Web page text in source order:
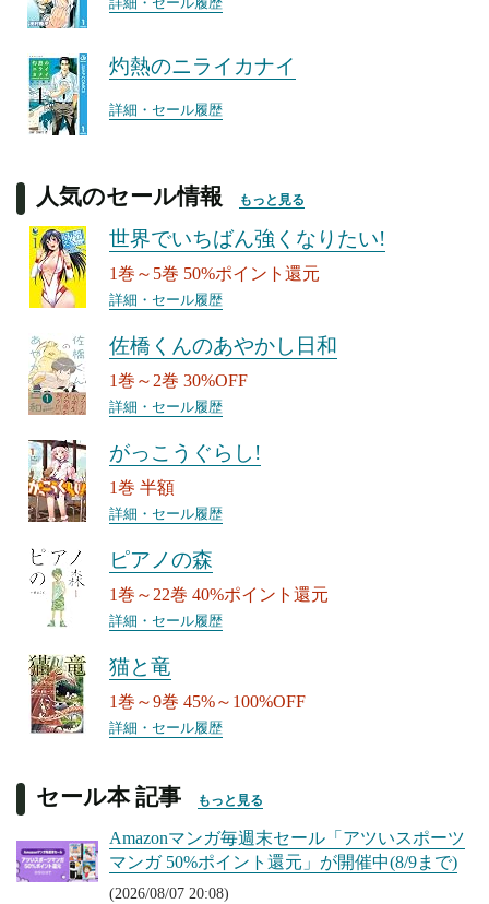
詳細・セール履歴
灼熱のニライカナイ
詳細・セール履歴
人気のセール情報 もっと見る
世界でいちばん強くなりたい!
1巻～5巻 50%ポイント還元
詳細・セール履歴
佐橋くんのあやかし日和
1巻～2巻 30%OFF
詳細・セール履歴
がっこうぐらし!
1巻 半額
詳細・セール履歴
ピアノの森
1巻～22巻 40%ポイント還元
詳細・セール履歴
猫と竜
1巻～9巻 45%～100%OFF
詳細・セール履歴
セール本 記事 もっと見る
Amazonマンガ毎週末セール「アツいスポーツ
マンガ 50%ポイント還元」が開催中(8/9まで)
(2026/08/07 20:08)